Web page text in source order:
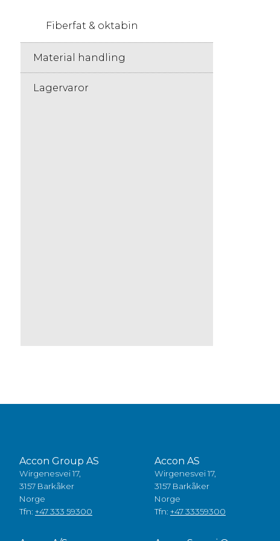
Fiberfat & oktabin
Material handling
Lagervaror
Accon Group AS
Wirgenesvei 17,
3157 Barkåker
Norge
Tfn: +47 333 59300
Accon AS
Wirgenesvei 17,
3157 Barkåker
Norge
Tfn: +47 33359300